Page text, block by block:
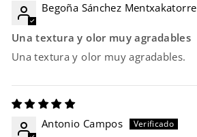
Begoña Sánchez Mentxakatorre
Una textura y olor muy agradables
Una textura y olor muy agradables.
Antonio Campos